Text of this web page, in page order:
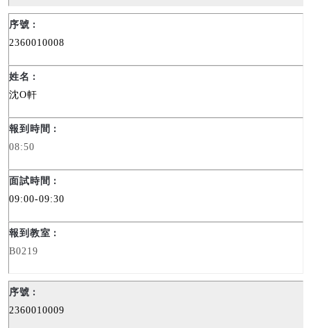
2360010008
沈O軒
08:50
09:00-09:30
B0219
2360010009